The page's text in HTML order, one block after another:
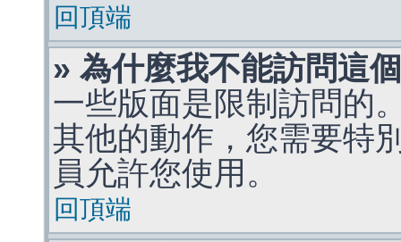
回頂端
» 為什麼我不能訪問這
一些版面是限制訪問的
其他的動作，您需要特
員允許您使用。
回頂端